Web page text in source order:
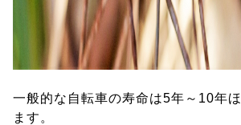
一般的な自転車の寿命は5年～10年
ます。